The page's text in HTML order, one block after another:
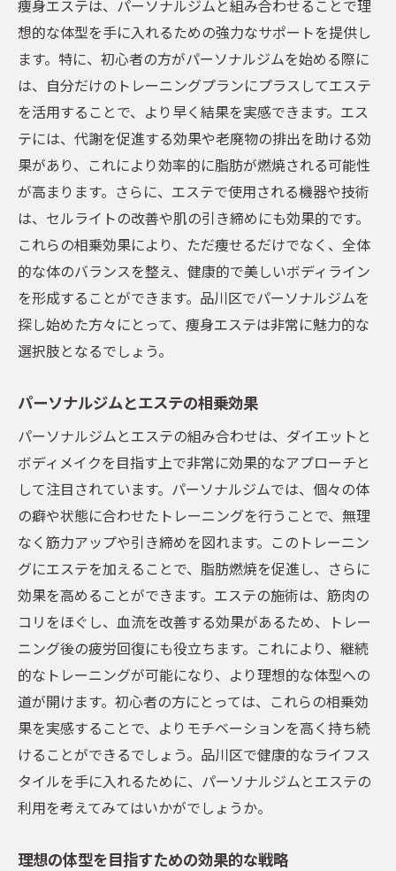
痩身エステは、パーソナルジムと組み合わせることで理
想的な体型を手に入れるための強力なサポートを提供し
ます。特に、初心者の方がパーソナルジムを始める際に
は、自分だけのトレーニングプランにプラスしてエステ
を活用することで、より早く結果を実感できます。エス
テには、代謝を促進する効果や老廃物の排出を助ける効
果があり、これにより効率的に脂肪が燃焼される可能性
が高まります。さらに、エステで使用される機器や技術
は、セルライトの改善や肌の引き締めにも効果的です。
これらの相乗効果により、ただ痩せるだけでなく、全体
的な体のバランスを整え、健康的で美しいボディライン
を形成することができます。品川区でパーソナルジムを
探し始めた方々にとって、痩身エステは非常に魅力的な
選択肢となるでしょう。
パーソナルジムとエステの相乗効果
パーソナルジムとエステの組み合わせは、ダイエットと
ボディメイクを目指す上で非常に効果的なアプローチと
して注目されています。パーソナルジムでは、個々の体
の癖や状態に合わせたトレーニングを行うことで、無理
なく筋力アップや引き締めを図れます。このトレーニン
グにエステを加えることで、脂肪燃焼を促進し、さらに
効果を高めることができます。エステの施術は、筋肉の
コリをほぐし、血流を改善する効果があるため、トレー
ニング後の疲労回復にも役立ちます。これにより、継続
的なトレーニングが可能になり、より理想的な体型への
道が開けます。初心者の方にとっては、これらの相乗効
果を実感することで、よりモチベーションを高く持ち続
けることができるでしょう。品川区で健康的なライフス
タイルを手に入れるために、パーソナルジムとエステの
利用を考えてみてはいかがでしょうか。
理想の体型を目指すための効果的な戦略